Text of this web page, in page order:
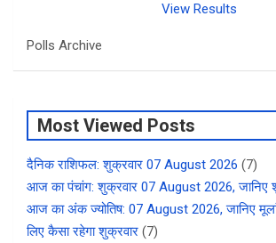
View Results
Polls Archive
Most Viewed Posts
दैनिक राशिफल: शुक्रवार 07 August 2026 (7)
आज का पंचांग: शुक्रवार 07 August 2026, जानिए
आज का अंक ज्योतिष: 07 August 2026, जानिए
लिए कैसा रहेगा शुक्रवार (7)